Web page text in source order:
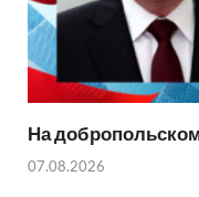
На
07.08.2026